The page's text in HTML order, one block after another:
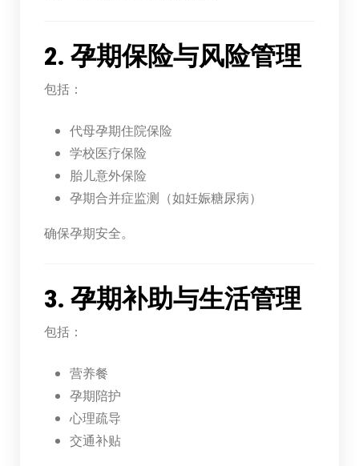
2. 孕期保险与风险管理
包括：
代母孕期住院保险
学校医疗保险
胎儿意外保险
孕期合并症监测（如妊娠糖尿病）
确保孕期安全。
3. 孕期补助与生活管理
包括：
营养餐
孕期陪护
心理疏导
交通补贴